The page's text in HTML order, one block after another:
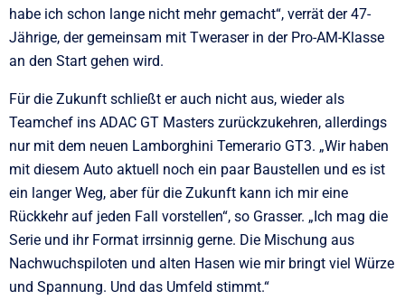
habe ich schon lange nicht mehr gemacht“, verrät der 47-
Jährige, der gemeinsam mit Tweraser in der Pro-AM-Klasse
an den Start gehen wird.
Für die Zukunft schließt er auch nicht aus, wieder als
Teamchef ins ADAC GT Masters zurückzukehren, allerdings
nur mit dem neuen Lamborghini Temerario GT3. „Wir haben
mit diesem Auto aktuell noch ein paar Baustellen und es ist
ein langer Weg, aber für die Zukunft kann ich mir eine
Rückkehr auf jeden Fall vorstellen“, so Grasser. „Ich mag die
Serie und ihr Format irrsinnig gerne. Die Mischung aus
Nachwuchspiloten und alten Hasen wie mir bringt viel Würze
und Spannung. Und das Umfeld stimmt.“